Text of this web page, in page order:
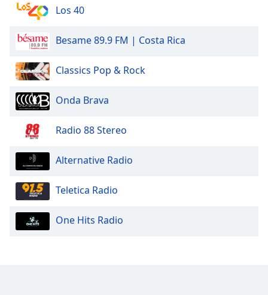
Los 40
Besame 89.9 FM | Costa Rica
Classics Pop & Rock
Onda Brava
Radio 88 Stereo
Alternative Radio
Teletica Radio
One Hits Radio